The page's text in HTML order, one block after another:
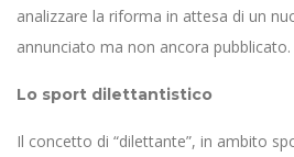
analizzare la riforma in attesa di un
annunciato ma non ancora pubblicato.
Lo sport dilettantistico
Il concetto di “dilettante”, in ambito